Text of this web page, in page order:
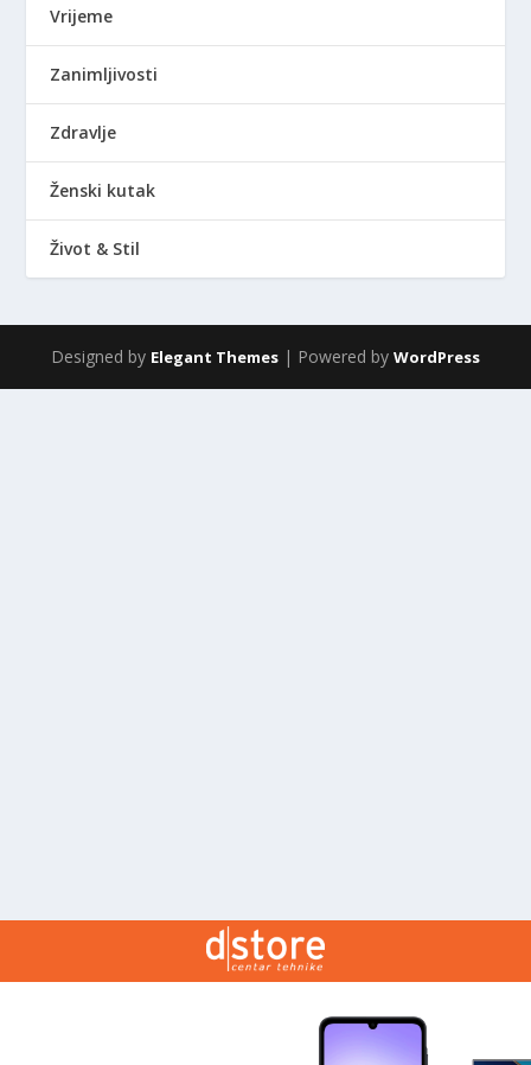
Vrijeme
Zanimljivosti
Zdravlje
Ženski kutak
Život & Stil
Designed by Elegant Themes | Powered by WordPress